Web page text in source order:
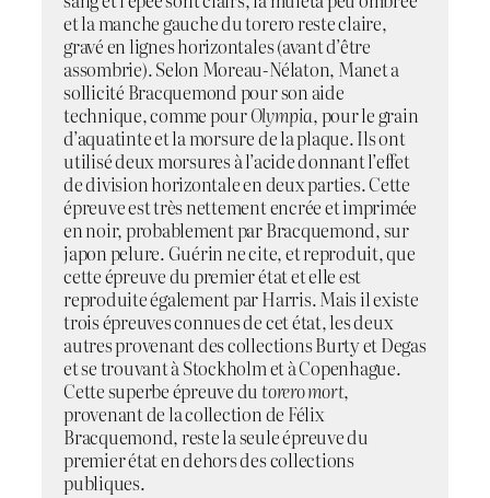
et la manche gauche du torero reste claire,
gravé en lignes horizontales (avant d’être
assombrie). Selon Moreau-Nélaton, Manet a
sollicité Bracquemond pour son aide
technique, comme pourOlympia, pour le grain
d’aquatinte et la morsure de la plaque. Ils ont
utilisé deux morsures à l’acide donnant l’effet
de division horizontale en deux parties. Cette
épreuve est très nettement encrée et imprimée
en noir, probablement par Bracquemond, sur
japon pelure. Guérin ne cite, et reproduit, que
cette épreuve du premier état et elle est
reproduite également par Harris. Mais il existe
trois épreuves connues de cet état, les deux
autres provenant des collections Burty et Degas
et se trouvant à Stockholm et à Copenhague.
Cette superbe épreuve dutorero mort,
provenant de la collection de Félix
Bracquemond, reste la seule épreuve du
premier état en dehors des collections
publiques.